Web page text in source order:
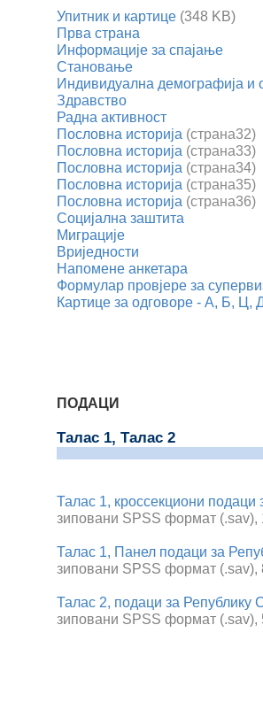
Упитник и картице (348 KB)
Прва страна
Информације за спајање
Становање
Индивидуална демографија и
Здравство
Радна активност
Пословна историја (страна32)
Пословна историја (страна33)
Пословна историја (страна34)
Пословна историја (страна35)
Пословна историја (страна36)
Социјална заштита
Миграције
Вриједности
Напомене анкетара
Формулар провјере за
Картице за одговоре - А, Б, Ц,
ПОДАЦИ
Талас 1, Талас 2
Талас 1, кроссекциони подаци
зиповани SPSS формат (.sav),
Талас 1, Панел подаци за
зиповани SPSS формат (.sav),
Талас 2, подаци за Републику
зиповани SPSS формат (.sav),